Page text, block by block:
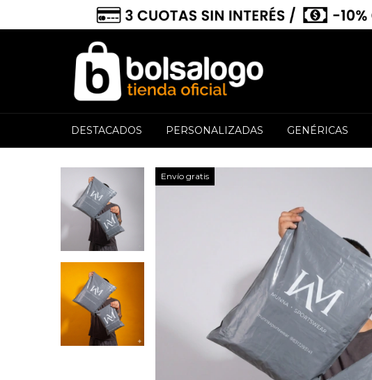
DESTACADOS PERSONALIZADAS GENÉRICAS
Envío gratis